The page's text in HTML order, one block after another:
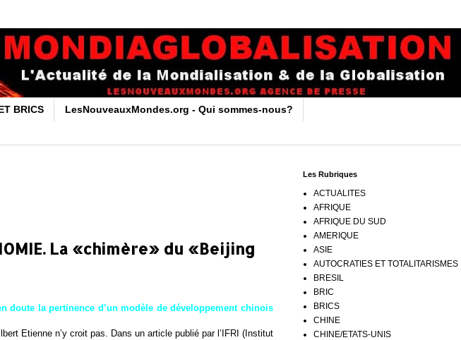
BRICS LesNouveauxMondes.org - Qui sommes-nous?
La «chimère» du «Beijing
doute la pertinence d’un modèle de développement chinois
Etienne n’y croit pas. Dans un article publié par l’IFRI (Institut
Les Rubriques
ACTUALITES
AFRIQUE
AFRIQUE DU SUD
AMERIQUE
ASIE
AUTOCRATIES ET TOTALITARISMES
BRESIL
BRIC
BRICS
CHINE
CHINE/ETATS-UNIS